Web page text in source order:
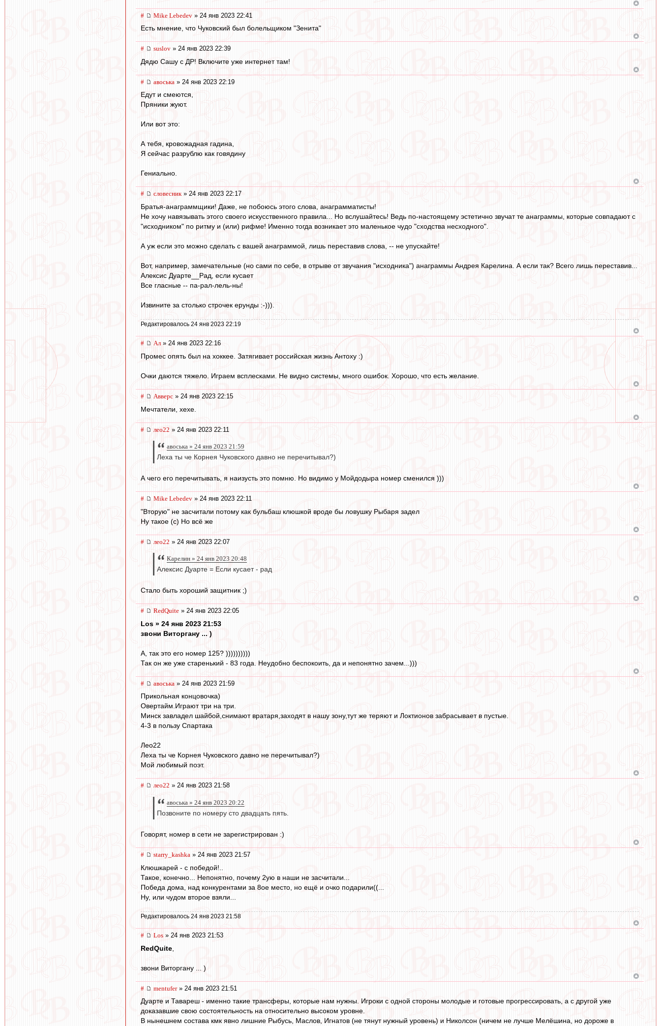
# Mike Lebedev » 24 янв 2023 22:41
Есть мнение, что Чуковский был болельщиком "Зенита"
# suslov » 24 янв 2023 22:39
Дядю Сашу с ДР! Включите уже интернет там!
# авоська » 24 янв 2023 22:19
Едут и смеются,
Пряники жуют.
Или вот это:
А тебя, кровожадная гадина,
Я сейчас разрублю как говядину
Гениально.
# словесник» 24 янв 2023 22:17
Братья-анаграммщики! Даже, не побоюсь этого слова, анаграмматисты!
Не хочу навязывать этого своего искусственного правила... Но вслушайтесь! Ведь по-настоящему эстетично звучат те анаграммы, которые совпадают с
"исходником" по ритму и (или) рифме! Именно тогда возникает это маленькое чудо "сходства несходного".
А уж если это можно сделать с вашей анаграммой, лишь переставив слова, -- не упускайте!
Вот, например, замечательные (но сами по себе, в отрыве от звучания "исходника") анаграммы Андрея Карелина. А если так? Всего лишь переставив...
Алексис Дуарте__Рад, если кусает
Все гласные -- па-рал-лель-ны!
Извините за столько строчек ерунды :-))).
Редактировалось 24 янв 2023 22:19
# Ал» 24 янв 2023 22:16
Промес опять был на хоккее. Затягивает российская жизнь Антоху :)
Очки даются тяжело. Играем всплесками. Не видно системы, много ошибок. Хорошо, что есть желание.
# Авверс » 24 янв 2023 22:15
Мечтатели, хехе.
# лео22 » 24 янв 2023 22:11
авоська » 24 янв 2023 21:59
Леха ты че Корнея Чуковского давно не перечитывал?)
А чего его перечитывать, я наизусть это помню. Но видимо у Мойдодыра номер сменился )))
# Mike Lebedev » 24 янв 2023 22:11
"Вторую" не засчитали потому как бульбаш клюшкой вроде бы ловушку Рыбаря задел
Ну такое (с) Но всё же
# лео22 » 24 янв 2023 22:07
Карелин » 24 янв 2023 20:48
Алексис Дуарте = Если кусает - рад
Стало быть хороший защитник ;)
# RedQuite » 24 янв 2023 22:05
Los » 24 янв 2023 21:53
звони Виторгану ... )
А, так это его номер 125? ))))))))))
Так он же уже старенький - 83 года. Неудобно беспокоить, да и непонятно зачем...)))
# авоська » 24 янв 2023 21:59
Прикольная концовочка)
Овертайм.Играют три на три.
Минск завладел шайбой,снимают вратаря,заходят в нашу зону,тут же теряют и Локтионов забрасывает в пустые.
4-3 в пользу Спартака
Лео22
Леха ты че Корнея Чуковского давно не перечитывал?)
Мой любимый поэт.
# лео22 » 24 янв 2023 21:58
авоська » 24 янв 2023 20:22
Позвоните по номеру сто двадцать пять.
Говорят, номер в сети не зарегистрирован :)
# starry_kashka » 24 янв 2023 21:57
Клюшкарей - с победой!..
Такое, конечно... Непонятно, почему 2ую в наши не засчитали...
Победа дома, над конкурентами за 8ое место, но ещё и очко подарили((...
Ну, или чудом второе взяли...
Редактировалось 24 янв 2023 21:58
# Los » 24 янв 2023 21:53
RedQuite
звони Виторгану ... )
# mentufer» 24 янв 2023 21:51
Дуарте и Тавареш - именно такие трансферы, которые нам нужны. Игроки с одной стороны молодые и готовые прогрессировать, а с другой уже
доказавшие свою состоятельность на относительно высоком уровне.
В нынешнем состава кмк явно лишние Рыбусь, Маслов, Игнатов (не тянут нужный уровень) и Николсон (ничем не лучше Мелёшина, но дороже в